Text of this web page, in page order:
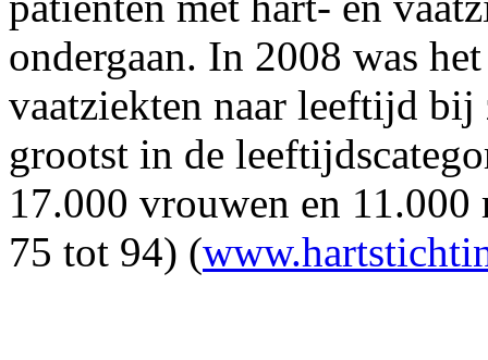
ondergaan. In 2008 was
vaatziekten naar leeftijd
grootst in de
17.000 vrouwen en
75 tot 94) (